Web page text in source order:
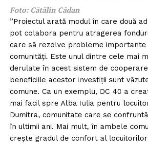
Foto: Cătălin Cădan
”Proiectul arată modul în care două
pot colabora pentru atragerea
care să rezolve probleme importante
comunități. Este unul dintre cele mai
derulate în acest sistem de
beneficiile acestor investiții sunt
comune. Ca un exemplu, DC 40 a
mai facil spre Alba Iulia pentru
Dumitra, comunitate care se
în ultimii ani. Mai mult, în ambele
crește gradul de confort al